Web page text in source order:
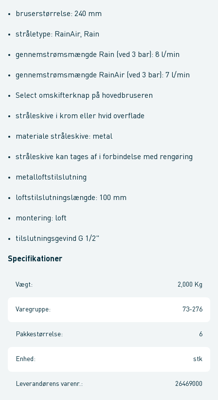
bruserstørrelse: 240 mm
stråletype: RainAir, Rain
gennemstrømsmængde Rain (ved 3 bar): 8 l/min
gennemstrømsmængde RainAir (ved 3 bar): 7 l/min
Select omskifterknap på hovedbruseren
stråleskive i krom eller hvid overflade
materiale stråleskive: metal
stråleskive kan tages af i forbindelse med rengøring
metalloftstilslutning
loftstilslutningslængde: 100 mm
montering: loft
tilslutningsgevind G 1/2"
Specifikationer
Vægt: 2,000 Kg
Varegruppe: 73-276
Pakkestørrelse: 6
Enhed : stk
Leverandørens varenr. : 26469000